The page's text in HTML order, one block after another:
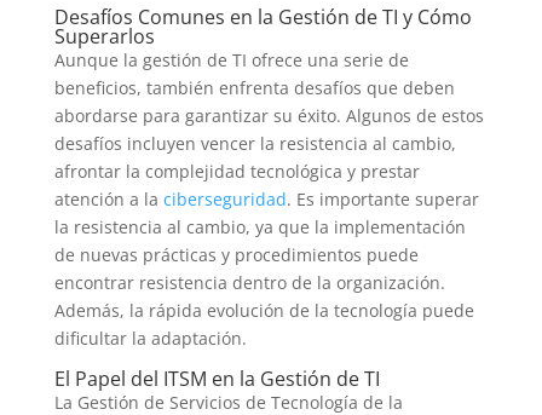
Desafíos Comunes en la Gestión de TI y Cómo
Superarlos
Aunque la gestión de TI ofrece una serie de
beneficios, también enfrenta desafíos que deben
abordarse para garantizar su éxito. Algunos de estos
desafíos incluyen vencer la resistencia al cambio,
afrontar la complejidad tecnológica y prestar
atención a la ciberseguridad. Es importante superar
la resistencia al cambio, ya que la implementación
de nuevas prácticas y procedimientos puede
encontrar resistencia dentro de la organización.
Además, la rápida evolución de la tecnología puede
dificultar la adaptación.
El Papel del ITSM en la Gestión de TI
La Gestión de Servicios de Tecnología de la